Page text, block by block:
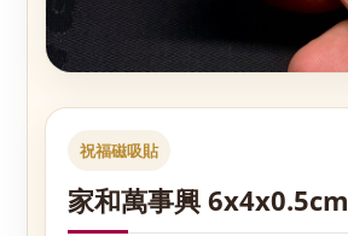
祝福磁吸貼
家和萬事興 6x4x0.5cm